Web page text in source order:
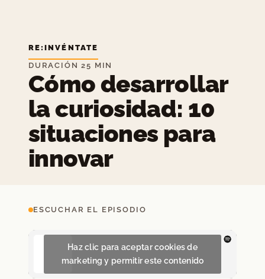
RE:INVÉNTATE
DURACIÓN 25 MIN
Cómo desarrollar
la curiosidad: 10
situaciones para
innovar
ESCUCHAR EL EPISODIO
Haz clic para aceptar cookies de
marketing y permitir este contenido